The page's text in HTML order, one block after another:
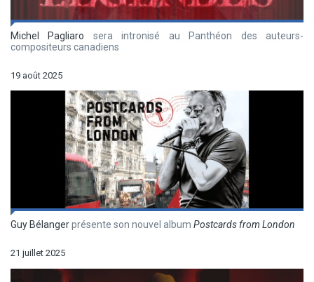
Michel Pagliaro sera intronisé au Panthéon des auteurs-
compositeurs canadiens
19 août 2025
Guy Bélangerprésente son nouvel album Postcards from London
21 juillet 2025